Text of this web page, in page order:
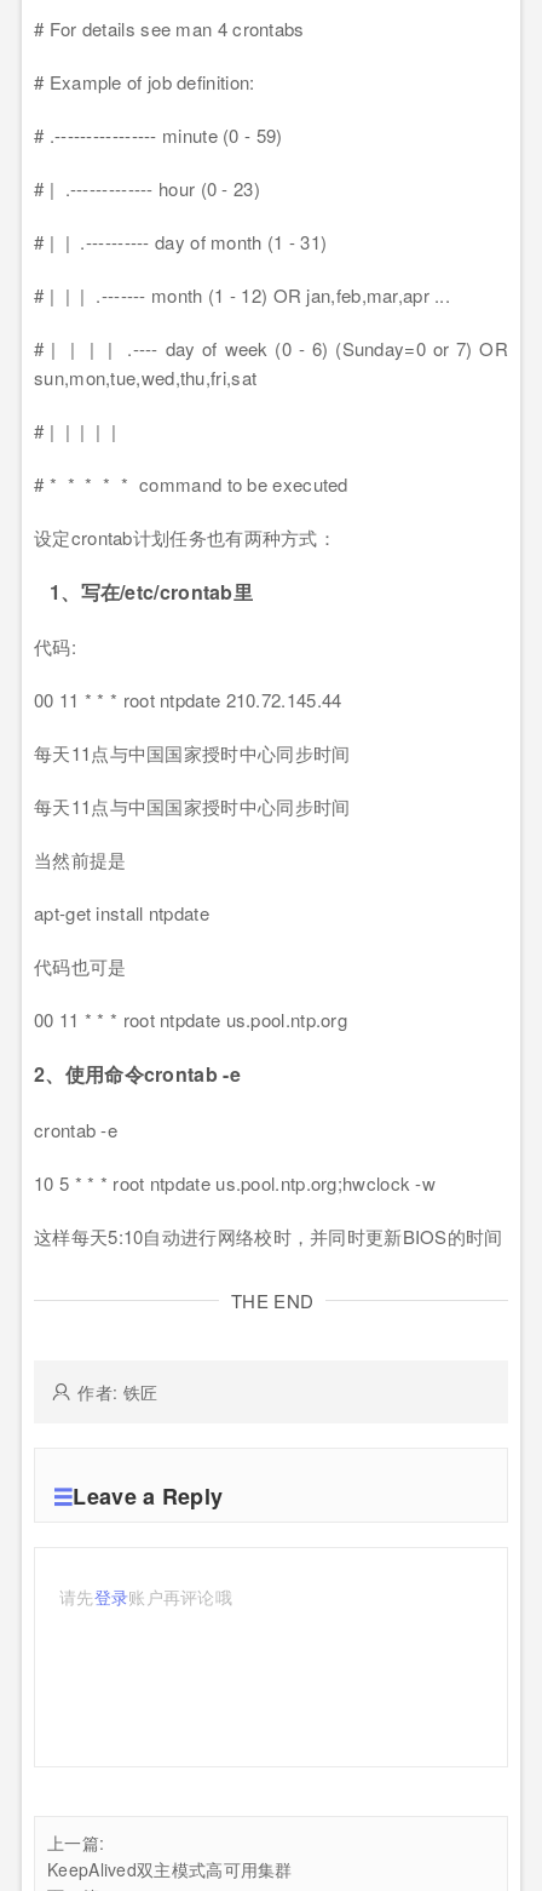
# For details see man 4 crontabs
# Example of job definition:
# .---------------- minute (0 - 59)
# | .------------- hour (0 - 23)
# | | .---------- day of month (1 - 31)
# | | | .------- month (1 - 12) OR jan,feb,mar,apr ...
# | | | | .---- day of week (0 - 6) (Sunday=0 or 7) OR
sun,mon,tue,wed,thu,fri,sat
# | | | | |
# * * * * * command to be executed
设定crontab计划任务也有两种方式：
1、写在/etc/crontab里
代码:
00 11 * * * root ntpdate 210.72.145.44
每天11点与中国国家授时中心同步时间
每天11点与中国国家授时中心同步时间
当然前提是
apt-get install ntpdate
代码也可是
00 11 * * * root ntpdate us.pool.ntp.org
2、使用命令crontab -e
crontab -e
10 5 * * * root ntpdate us.pool.ntp.org;hwclock -w
这样每天5:10自动进行网络校时，并同时更新BIOS的时间
THE END
作者: 铁匠
Leave a Reply
请先登录账户再评论哦
上一篇:
KeepAlived双主模式高可用集群